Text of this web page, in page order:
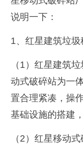
说明一下：
1、红星建筑垃
（1）红星建筑
动式破碎站为一
置合理紧凑，操
基础设施的搭建
（2）红星移动